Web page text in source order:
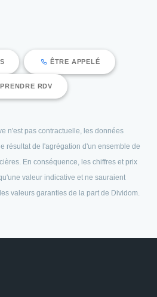
ÊTRE APPELÉ
PRENDRE RDV
n'est pas contractuelle, les données
résultat de l'agrégation d'un ensemble de
En conséquence, les chiffres et prix
valeur indicative et ne sauraient
valeurs garanties de la part de Dividom.